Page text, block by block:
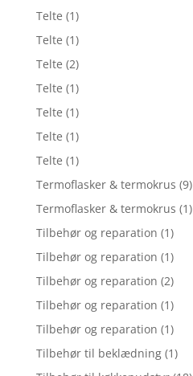
Telte (1)
Telte (1)
Telte (2)
Telte (1)
Telte (1)
Telte (1)
Telte (1)
Termoflasker & termokrus (9)
Termoflasker & termokrus (1)
Tilbehør og reparation (1)
Tilbehør og reparation (1)
Tilbehør og reparation (2)
Tilbehør og reparation (1)
Tilbehør og reparation (1)
Tilbehør til beklædning (1)